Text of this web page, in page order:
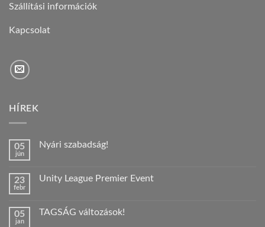
Szállítási információk
Kapcsolat
HÍREK
05
jún
Nyári szabadság!
Nyári
23
febr
Unity League Premier Event
Unity
05
jan
TAGSÁG változások!